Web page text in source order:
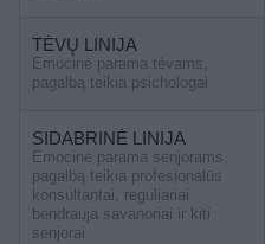
TĖVŲ LINIJA
Emocinė parama tėvams,
pagalbą teikia psichologai
SIDABRINĖ LINIJA
Emocinė parama senjorams,
pagalbą teikia profesionalūs
konsultantai, reguliariai
bendrauja savanoriai ir kiti
senjorai